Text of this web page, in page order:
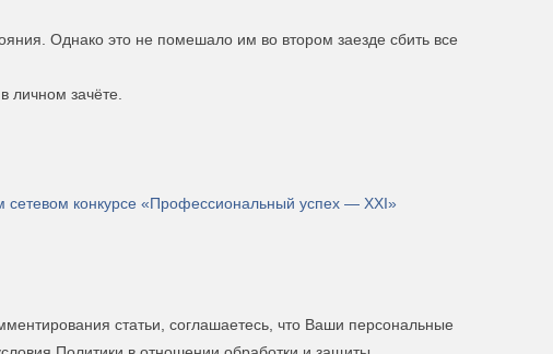
Однако это не помешало им во втором заезде сбить все
личном зачёте.
конкурсе «Профессиональный успех — XXI»
статьи, соглашаетесь, что Ваши персональные